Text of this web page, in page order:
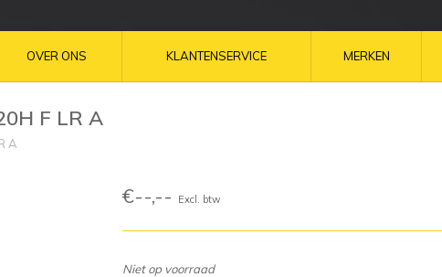
OVER ONS KLANTENSERVICE MERKEN
F LR A
A
€--,-- Excl. btw
Niet op voorraad